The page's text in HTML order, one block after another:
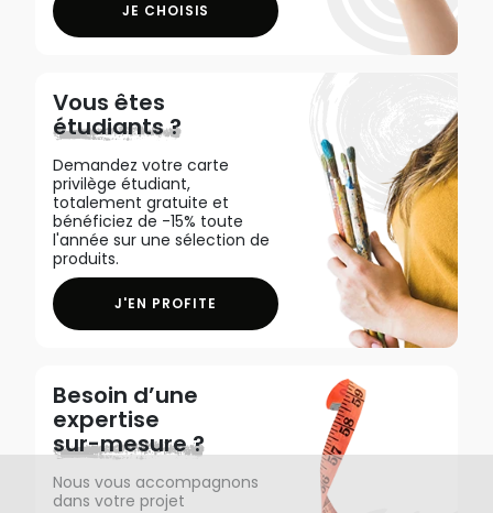
JE CHOISIS
Vous êtes
étudiants ?
Demandez votre carte
privilège étudiant,
totalement gratuite et
bénéficiez de -15% toute
l'année sur une sélection de
produits.
J'EN PROFITE
Besoin d’une
expertise
sur-mesure ?
Nous vous accompagnons
dans votre projet